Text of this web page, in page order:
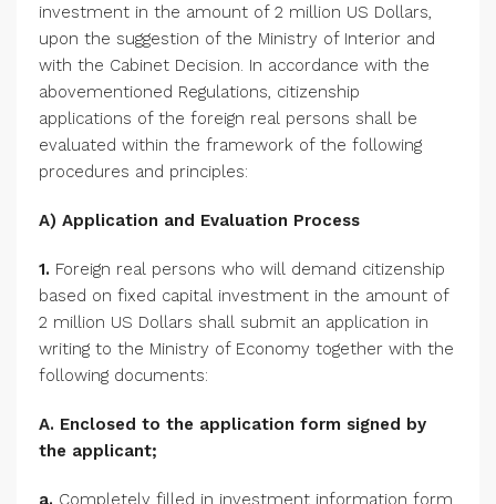
investment in the amount of 2 million US Dollars,
upon the suggestion of the Ministry of Interior and
with the Cabinet Decision. In accordance with the
abovementioned Regulations, citizenship
applications of the foreign real persons shall be
evaluated within the framework of the following
procedures and principles:
A) Application and Evaluation Process
1. Foreign real persons who will demand citizenship
based on fixed capital investment in the amount of
2 million US Dollars shall submit an application in
writing to the Ministry of Economy together with the
following documents:
A. Enclosed to the application form signed by
the applicant;
a. Completely filled in investment information form